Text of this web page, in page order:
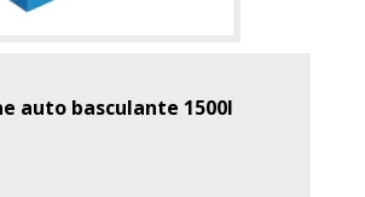
auto basculante 1500l